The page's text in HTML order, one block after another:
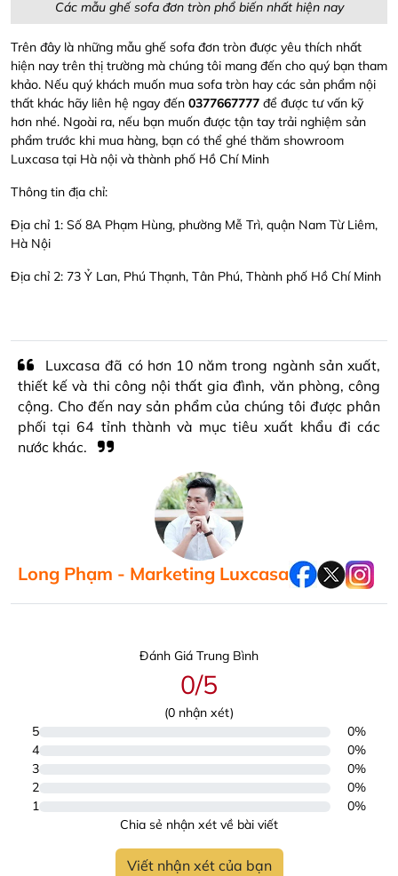
Các mẫu ghế sofa đơn tròn phổ biến nhất hiện nay
Trên đây là những mẫu ghế sofa đơn tròn được yêu thích nhất
hiện nay trên thị trường mà chúng tôi mang đến cho quý bạn tham
khảo. Nếu quý khách muốn mua sofa tròn hay các sản phẩm nội
thất khác hãy liên hệ ngay đến 0377667777 để được tư vấn kỹ
hơn nhé. Ngoài ra, nếu bạn muốn được tận tay trải nghiệm sản
phẩm trước khi mua hàng, bạn có thể ghé thăm showroom
Luxcasa tại Hà nội và thành phố Hồ Chí Minh
Thông tin địa chỉ:
Địa chỉ 1: Số 8A Phạm Hùng, phường Mễ Trì, quận Nam Từ Liêm,
Hà Nội
Địa chỉ 2: 73 Ỷ Lan, Phú Thạnh, Tân Phú, Thành phố Hồ Chí Minh
Luxcasa đã có hơn 10 năm trong ngành sản xuất,
thiết kế và thi công nội thất gia đình, văn phòng, công
cộng. Cho đến nay sản phẩm của chúng tôi được phân
phối tại 64 tỉnh thành và mục tiêu xuất khẩu đi các
nước khác.
Long Phạm - Marketing Luxcasa
Đánh Giá Trung Bình
0/5
(0 nhận xét)
5
0%
4
0%
3
0%
2
0%
1
0%
Chia sẻ nhận xét về bài viết
Viết nhận xét của bạn